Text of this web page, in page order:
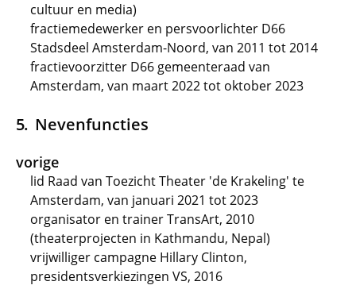
cultuur en media)
fractiemedewerker en persvoorlichter D66
Stadsdeel Amsterdam-Noord, van 2011 tot 2014
fractievoorzitter D66 gemeenteraad van
Amsterdam, van maart 2022 tot oktober 2023
Nevenfuncties
vorige
lid Raad van Toezicht Theater 'de Krakeling' te
Amsterdam, van januari 2021 tot 2023
organisator en trainer TransArt, 2010
(theaterprojecten in Kathmandu, Nepal)
vrijwilliger campagne Hillary Clinton,
presidentsverkiezingen VS, 2016